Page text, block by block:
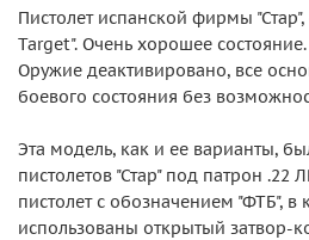
Пистолет испанской фирмы
Target". Очень хорошее состояние.
Оружие деактивировано, все
боевого состояния без
Эта модель, как и ее варианты,
пистолетов "Стар" под патрон .22
пистолет с обозначением "ФТБ",
использованы открытый затвор-